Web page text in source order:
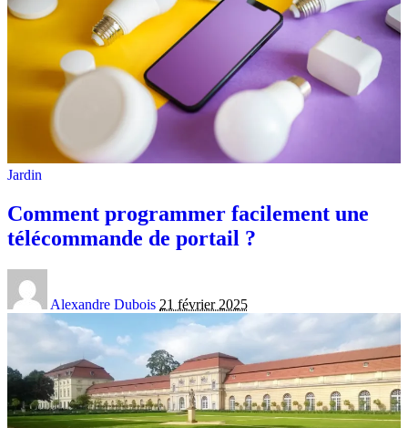
Jardin
Comment programmer facilement une
télécommande de portail ?
Alexandre Dubois 21 février 2025